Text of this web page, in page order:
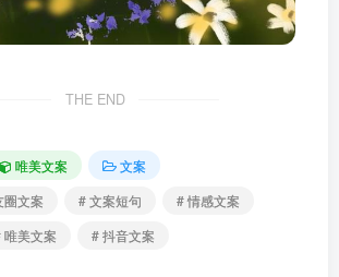
THE END
唯美文案
文案
圈文案 # 文案短句
# 情感文案
唯美文案 # 抖音文案